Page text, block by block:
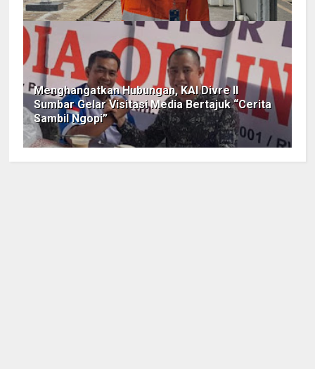
Menghangatkan Hubungan, KAI Divre II
Sumbar Gelar Visitasi Media Bertajuk “Cerita
Sambil Ngopi”